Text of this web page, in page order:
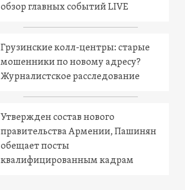
обзор главных событий LIVE
Грузинские колл-центры: старые
мошенники по новому адресу?
Журналистское расследование
Утвержден состав нового
правительства Армении, Пашинян
обещает посты
квалифицированным кадрам